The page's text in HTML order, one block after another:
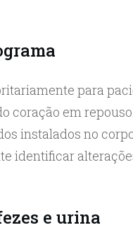
para
coração em
instalados no
identificar
e urina